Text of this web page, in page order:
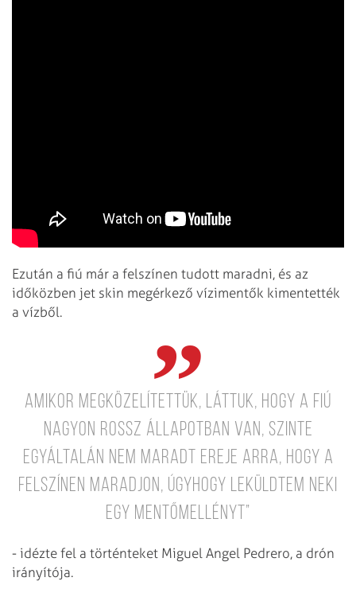
Ezután a fiú már a felszínen tudott maradni, és az
időközben jet skin megérkező vízimentők kimentették
a vízből.
Amikor MEGKÖZELÍTETTÜK, láttuk, hogy a fiú
nagyon rossz állapotban VAN, szinte
egyáltalán nem maradt ereje arra, hogy a
felszínen maradjon, úgyhogy leküldtem neki
egy mentőmellényt”
- idézte fel a történteket Miguel Angel Pedrero, a drón
irányítója.